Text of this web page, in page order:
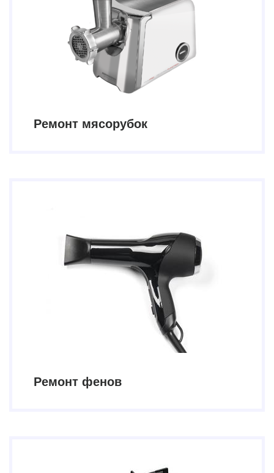
Ремонт мясорубок
Ремонт фенов